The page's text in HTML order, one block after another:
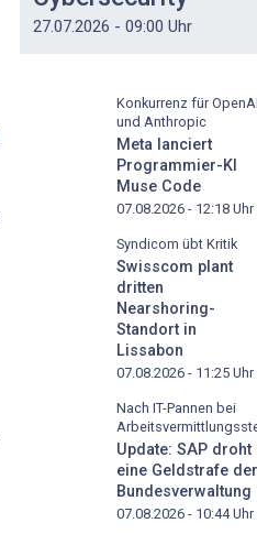
27.07.2026 - 09:00 Uhr
Konkurrenz für OpenAI
und Anthropic
Meta lanciert
Programmier-KI
Muse Code
07.08.2026 - 12:18 Uhr
Syndicom übt Kritik
Swisscom plant
dritten
Nearshoring-
Standort in
Lissabon
07.08.2026 - 11:25 Uhr
Nach IT-Pannen bei
Update: SAP droht
eine Geldstrafe der
Bundesverwaltung
07.08.2026 - 10:44Uhr